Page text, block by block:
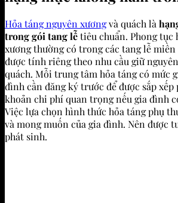
Hỏa táng nguyên xươngvà quách là
trong gói tang lễtiêu chuẩn. Phong tục
xương thường có trong các tang lễ miền
được tính riêng theo nhu cầu giữ
quách. Mỗi trung tâm hỏa táng có mức
đình cần đăng ký trước để được sắp xếp
khoản chi phí quan trọng nếu gia đình
Việc lựa chọn hình thức hỏa táng phụ
và mong muốn của gia đình. Nên được
phát sinh.